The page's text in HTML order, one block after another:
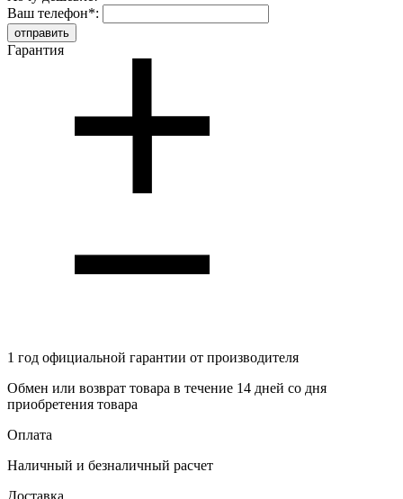
Ваш телефон*:
Гарантия
1 год официальной гарантии от производителя
Обмен или возврат товара в течение 14 дней со дня
приобретения товара
Оплата
Наличный и безналичный расчет
Доставка